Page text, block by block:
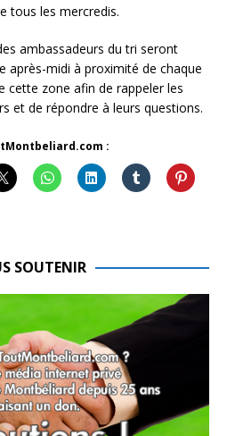
tous les mercredis.
ambassadeurs du tri seront
après-midi à proximité de chaque
cette zone afin de rappeler les
et de répondre à leurs questions.
:
SOUTENIR